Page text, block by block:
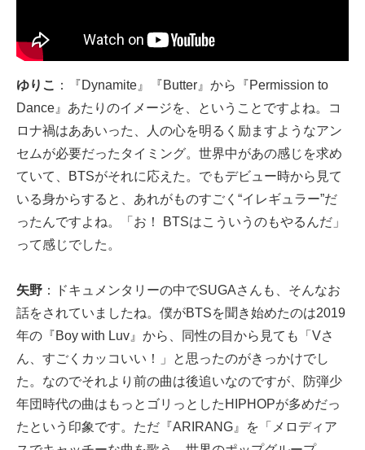
ゆりこ
：『Dynamite』『Butter』から『Permission to
Dance』あたりのイメージを、ということですよね。コ
ロナ禍はああいった、人の心を明るく励ますようなアン
セムが必要だったタイミング。世界中があの感じを求め
ていて、BTSがそれに応えた。でもデビュー時から見て
いる身からすると、あれがものすごく“イレギュラー”だ
ったんですよね。「お！ BTSはこういうのもやるんだ」
って感じでした。
矢野 ：ドキュメンタリーの中でSUGAさんも、そんなお
話をされていましたね。僕がBTSを聞き始めたのは2019
年の『Boy with Luv』から、同性の目から見ても「Vさ
ん、すごくカッコいい！」と思ったのがきっかけでし
た。なのでそれより前の曲は後追いなのですが、防弾少
年団時代の曲はもっとゴリっとしたHIPHOPが多めだっ
たという印象です。ただ『ARIRANG』を「メロディア